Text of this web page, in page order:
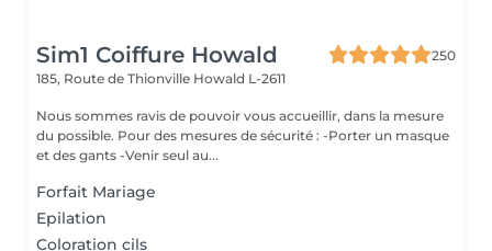
Sim1 Coiffure Howald
250
185, Route de Thionville Howald L-2611
Nous sommes ravis de pouvoir vous accueillir, dans la mesure
du possible. Pour des mesures de sécurité : -Porter un masque
et des gants -Venir seul au...
Forfait Mariage
Epilation
Coloration cils